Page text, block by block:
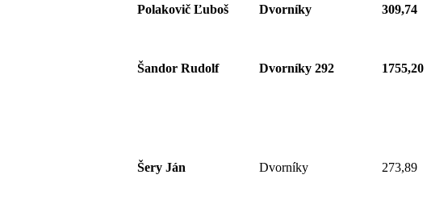
Polakovič Ľuboš Dvorníky 309,74
Šandor Rudolf Dvorníky 292 1755,20
Šery Ján Dvorníky 273,89